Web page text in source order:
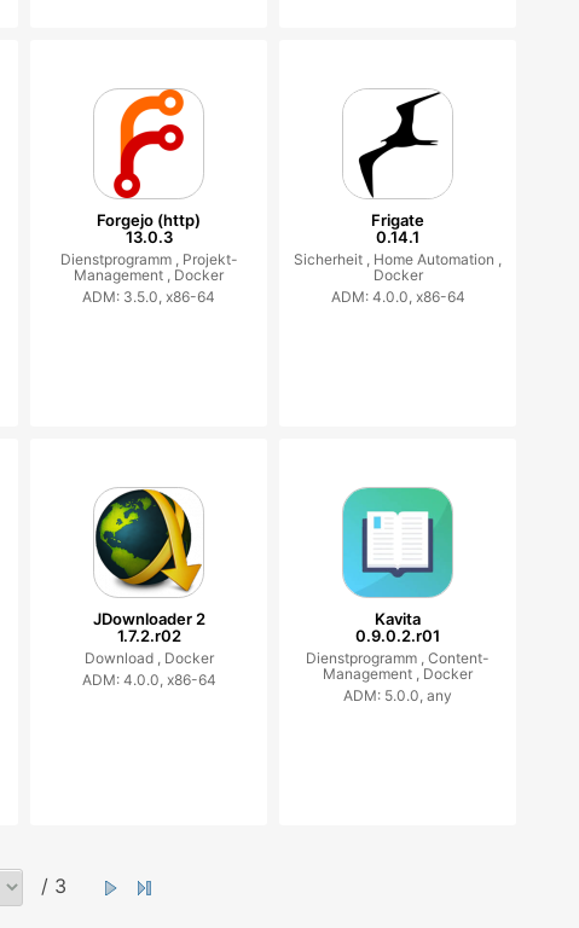
Forgejo (http)
13.0.3
Dienstprogramm , Projekt-
Management , Docker
ADM: 3.5.0, x86-64
Frigate
0.14.1
Sicherheit , Home Automation ,
Docker
ADM: 4.0.0, x86-64
JDownloader 2
1.7.2.r02
Download , Docker
ADM: 4.0.0, x86-64
Kavita
0.9.0.2.r01
Dienstprogramm ,Content-
Management , Docker
ADM: 5.0.0, any
/ 3